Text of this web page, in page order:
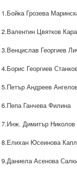
1.Бойка Грозева
2.Валентин Цвятков
3.Венцислав Георгиев
4.Борис Георгиев
5.Петър Андреев
6.Пепа Ганчева Филина
7.Инж. Димитър Николов
8.Елихан Юсеинова
9.Даниела Асенова